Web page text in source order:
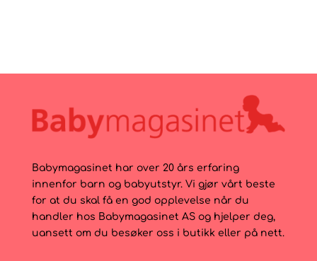
Babymagasinet har over 20 års erfaring
innenfor barn og babyutstyr. Vi gjør vårt beste
for at du skal få en god opplevelse når du
handler hos Babymagasinet AS og hjelper deg,
uansett om du besøker oss i butikk eller på nett.